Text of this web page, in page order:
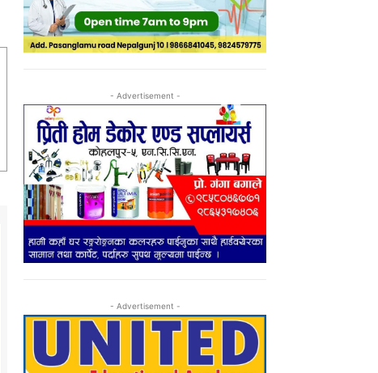
- Advertisement -
- Advertisement -